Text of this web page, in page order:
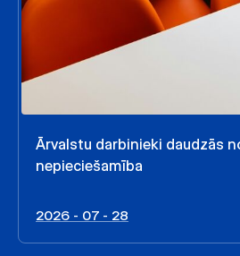
Ārvalstu darbinieki daudzās
nepieciešamība
2026 - 07 - 28